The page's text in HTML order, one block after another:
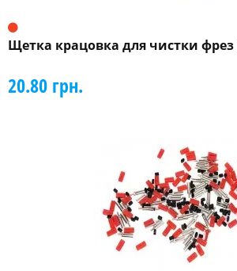
Щетка крацовка для чистки фрез
20.80 грн.